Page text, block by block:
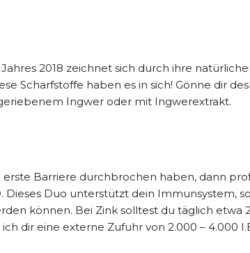
2018 zeichnet sich durch ihre
Scharfstoffe haben es in sich! Gönne dir
Ingwer oder mit Ingwerextrakt.
Barriere durchbrochen haben, dann
Duo unterstützt dein Immunsystem,
können. Bei Zink solltest du täglich etwa
dir eine externe Zufuhr von 2.000 – 4.000